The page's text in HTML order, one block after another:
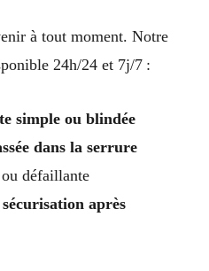
à tout moment. Notre
24h/24 et 7j/7 :
simple ou blindée
dans la serrure
défaillante
sécurisation après